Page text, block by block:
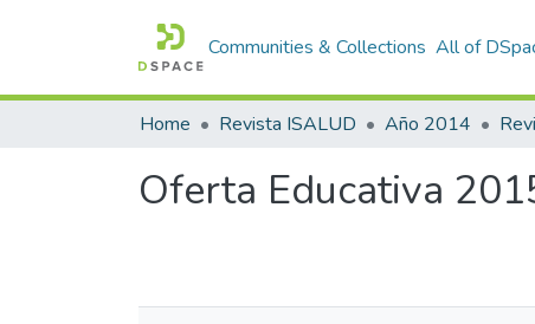
Communities & Collections All of
Home Revista ISALUD Año 2014
Oferta Educativa